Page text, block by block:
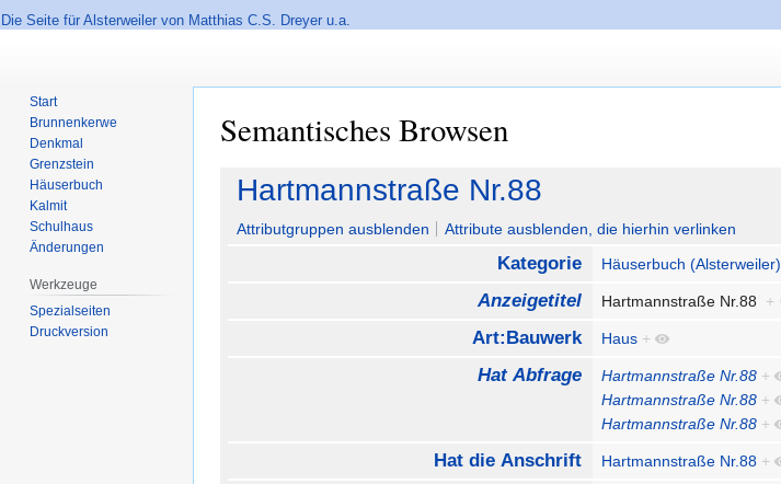
Die Seite für Alsterweiler von Matthias C.S. Dreyer u.a.
Semantisches Browsen
Zur
Navigation
springen
Zur
Suche
springen
Hartmannstraße Nr.88
Attributgruppen ausblenden Attribute ausblenden, die hierhin verlinken
Kategorie Häuserbuch (Alsterweiler)
Anzeigetitel Hartmannstraße Nr.88 +
Art:Bauwerk Haus +
Hat Abfrage Hartmannstraße Nr.88 +
Hartmannstraße Nr.88 +
Hartmannstraße Nr.88 +
Hat die Anschrift Hartmannstraße Nr.88 +
Start
Brunnenkerwe
Denkmal
Grenzstein
Häuserbuch
Kalmit
Schulhaus
Änderungen
Werkzeuge
Spezialseiten
Druckversion